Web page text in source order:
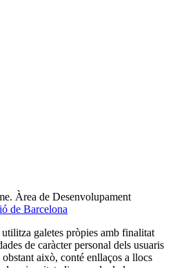
Àrea de Desenvolupament
de Barcelona
galetes pròpies amb finalitat
de caràcter personal dels usuaris
això, conté enllaços a llocs